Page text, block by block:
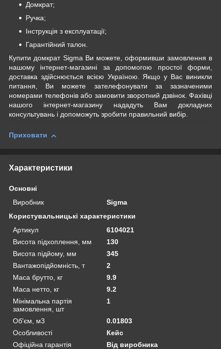
Домкрат;
Ручка;
Інструкція з експлуатації;
Гарантійний талон.
Купити домкрат Sigma Ви можете, оформивши замовлення в
нашому інтернет-магазині за допомогою простої форми,
доставка здійснюється всією Україною. Якщо у Вас виникли
питання, Ви можете зателефонувати за зазначеними
номерами телефонів або замовити зворотний дзвінок. Фахівці
нашого інтернет-магазину нададуть Вам докладних
консультувань і допоможуть зробити правильний вибір.
Приховати
Характеристики
Основні
Виробник
Sigma
Користувальницькі характеристики
Артикул
6104021
Висота підхоплення, мм
130
Висота підйому, мм
345
Вантажопідйомність, т
2
Маса брутто, кг
9.9
Маса нетто, кг
9.2
Мінімальна партія
замовлення, шт
1
Об'єм, м3
0.01803
Особливості
Кейс
Офіційна гарантія
Від виробника